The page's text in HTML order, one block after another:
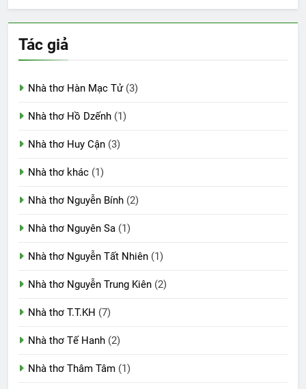
Tác giả
Nhà thơ Hàn Mạc Tử(3)
Nhà thơ Hồ Dzếnh (1)
Nhà thơ Huy Cận (3)
Nhà thơ khác (1)
Nhà thơ Nguyễn Bính (2)
Nhà thơ Nguyên Sa (1)
Nhà thơ Nguyễn Tất Nhiên (1)
Nhà thơ Nguyễn Trung Kiên (2)
Nhà thơ T.T.KH (7)
Nhà thơ Tế Hanh (2)
Nhà thơ Thâm Tâm (1)